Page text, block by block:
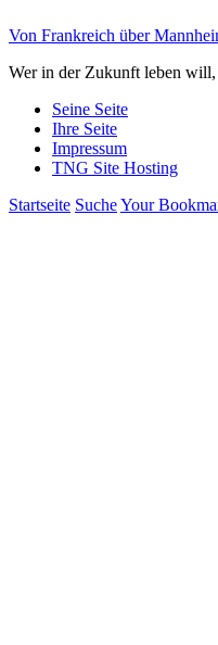
Von Frankreich über
Wer in der Zukunft leben will,
Seine Seite
Ihre Seite
Impressum
TNG Site Hosting
Startseite SucheYour